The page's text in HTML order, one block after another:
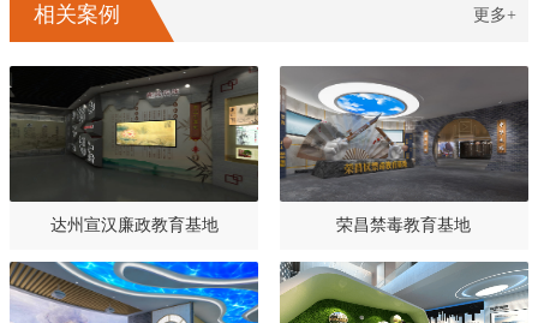
相关案例 更多+
达州宣汉廉政教育基地 荣昌禁毒教育基地